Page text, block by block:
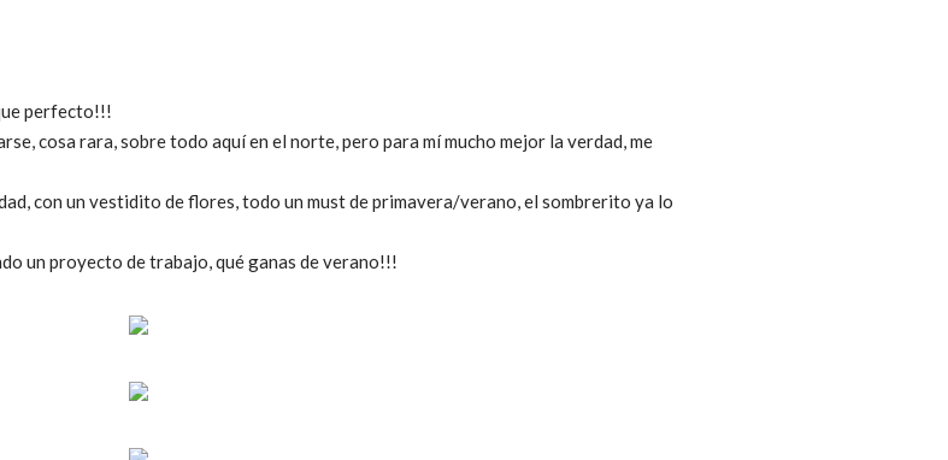
perfecto!!!
cosa rara, sobre todo aquí en el norte, pero para mí mucho mejor la verdad, me
con un vestidito de flores, todo un must de primavera/verano, el sombrerito ya lo
un proyecto de trabajo, qué ganas de verano!!!